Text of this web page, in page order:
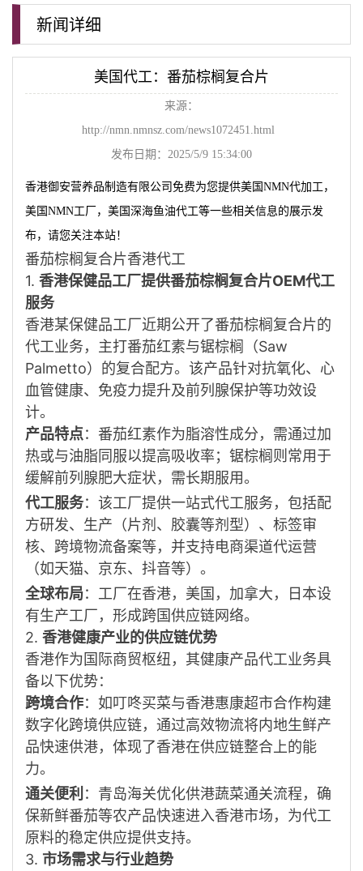
新闻详细
美国代工：番茄棕榈复合片
来源：
http://nmn.nmnsz.com/news1072451.html
发布日期：2025/5/9 15:34:00
香港御安营养品制造有限公司免费为您提供美国NMN代加工 ，
美国NMN工厂，美国深海鱼油代工等一些相关信息的展示发
布，请您关注本站！
番茄棕榈复合片香港代工
1. 香港保健品工厂提供番茄棕榈复合片OEM代工
服务
香港某保健品工厂近期公开了番茄棕榈复合片的
代工业务，主打番茄红素与锯棕榈（Saw
Palmetto）的复合配方。该产品针对抗氧化、心
血管健康、免疫力提升及前列腺保护等功效设
计。
产品特点：番茄红素作为脂溶性成分，需通过加
热或与油脂同服以提高吸收率；锯棕榈则常用于
缓解前列腺肥大症状，需长期服用。
代工服务：该工厂提供一站式代工服务，包括配
方研发、生产（片剂、胶囊等剂型）、标签审
核、跨境物流备案等，并支持电商渠道代运营
（如天猫、京东、抖音等） 。
全球布局：工厂在香港，美国，加拿大，日本设
有生产工厂，形成跨国供应链网络。
2. 香港健康产业的供应链优势
香港作为国际商贸枢纽，其健康产品代工业务具
备以下优势：
跨境合作：如叮咚买菜与香港惠康超市合作构建
数字化跨境供应链，通过高效物流将内地生鲜产
品快速供港，体现了香港在供应链整合上的能
力。
通关便利 ：青岛海关优化供港蔬菜通关流程，确
保新鲜番茄等农产品快速进入香港市场，为代工
原料的稳定供应提供支持。
3. 市场需求与行业趋势